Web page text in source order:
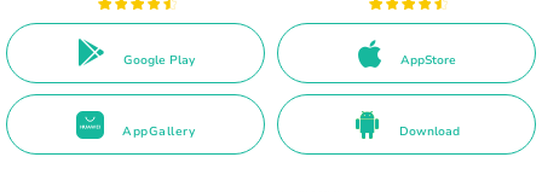
Google Play AppStore
AppGallery Download